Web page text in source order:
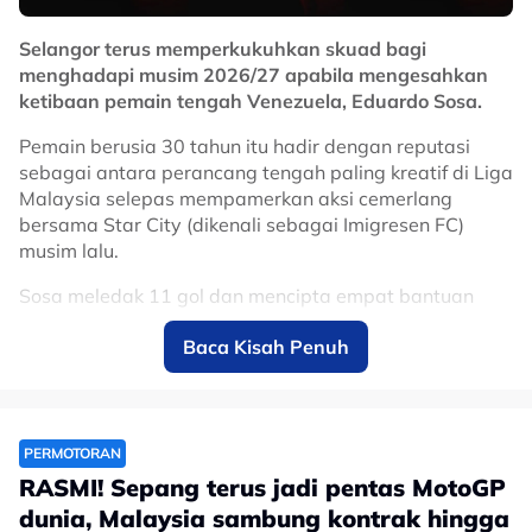
Selangor terus memperkukuhkan skuad bagi
menghadapi musim 2026/27 apabila mengesahkan
ketibaan pemain tengah Venezuela, Eduardo Sosa.
Pemain berusia 30 tahun itu hadir dengan reputasi
sebagai antara perancang tengah paling kreatif di Liga
Malaysia selepas mempamerkan aksi cemerlang
bersama Star City (dikenali sebagai Imigresen FC)
musim lalu.
Sosa meledak 11 gol dan mencipta empat bantuan
jaringan, sekali gus muncul antara pemain import
paling menyerlah dalam saingan domestik.
kreativiti, kawalan permainan dan kebolehan
menghasilkan hantaran yang mampu memecahkan
benteng pertahanan lawan.
Baca Kisah Penuh
PERMOTORAN
RASMI! Sepang terus jadi pentas MotoGP
dunia, Malaysia sambung kontrak hingga